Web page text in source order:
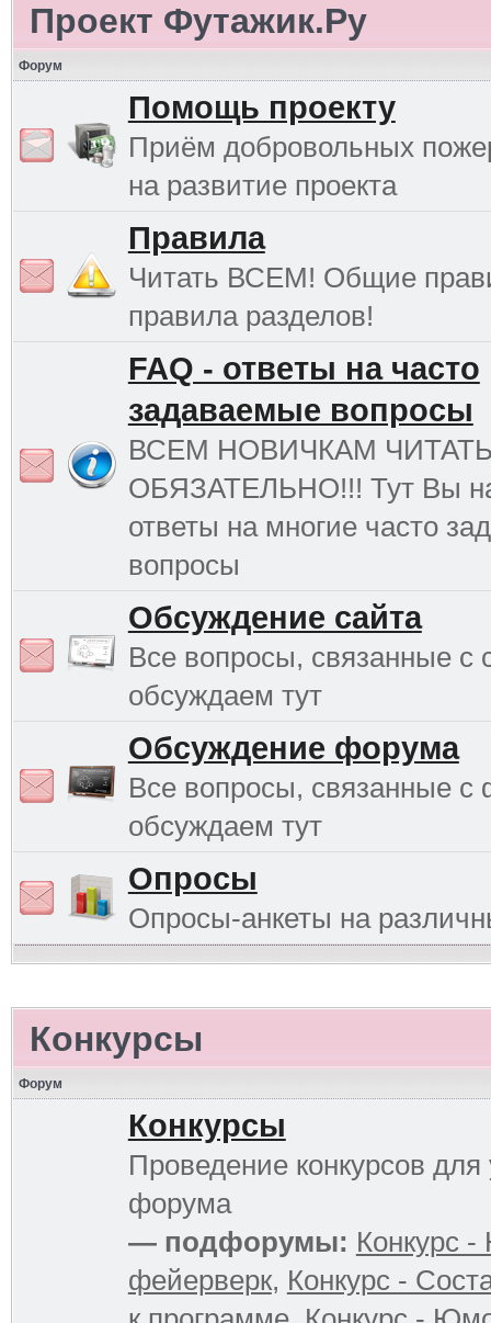
Проект Футажик.Ру
Форум
Помощь проекту
Приём добровольных
на развитие проекта
Правила
Читать ВСЕМ! Общие
правила разделов!
FAQ - ответы на часто
задаваемые вопросы
ВСЕМ НОВИЧКАМ
ОБЯЗАТЕЛЬНО!!! Тут Вы
ответы на многие часто
вопросы
Обсуждение сайта
Все вопросы, связанные с
обсуждаем тут
Обсуждение форума
Все вопросы, связанные
обсуждаем тут
Опросы
Опросы-анкеты на
Конкурсы
Форум
Конкурсы
Проведение конкурсов для
форума
— подфорумы: Конкурс
фейерверк, Конкурс -